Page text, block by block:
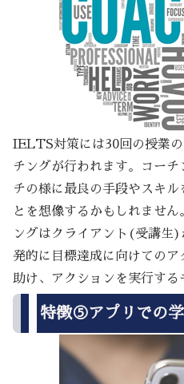
IELTS対策には30回の授業
チングが行われます。コー
チの様に最良の手段やスキ
とを想像するかもしれませ
ングはクライアント(受講生)
発的に目標達成に向けての
助け、アクションを実行する
特徴⑤アプリでの